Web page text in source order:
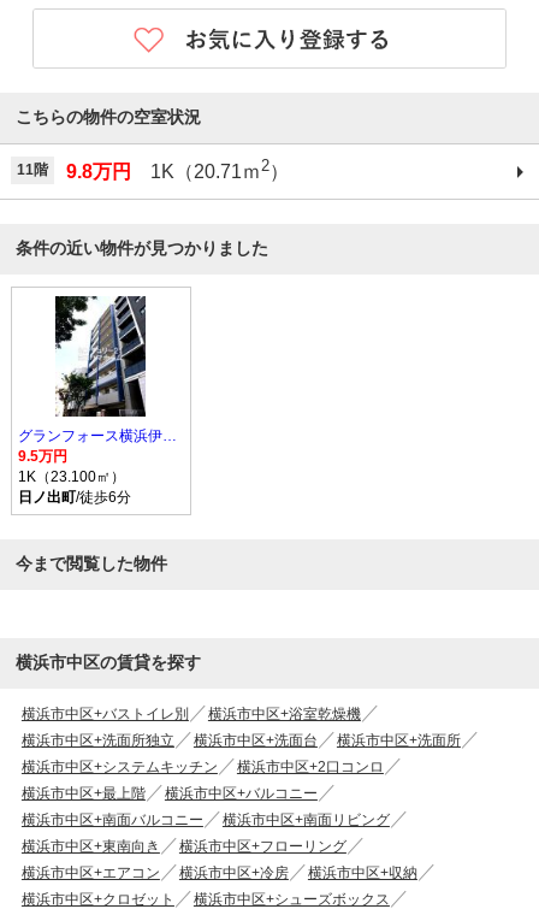
こちらの物件の空室状況
11階 9.8万円 1K（20.71ｍ2）
条件の近い物件が見つかりました
グランフォース横浜伊勢佐木町
9.5万円
1K（23.100㎡）
日ノ出町/徒歩6分
今まで閲覧した物件
横浜市中区の賃貸を探す
横浜市中区+バストイレ別
横浜市中区+浴室乾燥機
横浜市中区+洗面所独立
横浜市中区+洗面台
横浜市中区+洗面所
横浜市中区+システムキッチン
横浜市中区+2口コンロ
横浜市中区+最上階
横浜市中区+バルコニー
横浜市中区+南面バルコニー
横浜市中区+南面リビング
横浜市中区+東南向き
横浜市中区+フローリング
横浜市中区+エアコン
横浜市中区+冷房
横浜市中区+収納
横浜市中区+クロゼット
横浜市中区+シューズボックス